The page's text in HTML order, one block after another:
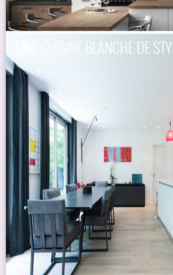
UNE CUISINE BLANCHE DE